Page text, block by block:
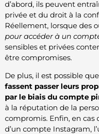
d’abord, ils peuvent
privée et du droit à la
Réellement, lorsque des
pour accéder à un
sensibles et privées
être compromises.
De plus, il est possible que
fassent passer leurs
par le biais du compte
à la réputation de la
compromis. Enfin, en
d’un compte Instagram,